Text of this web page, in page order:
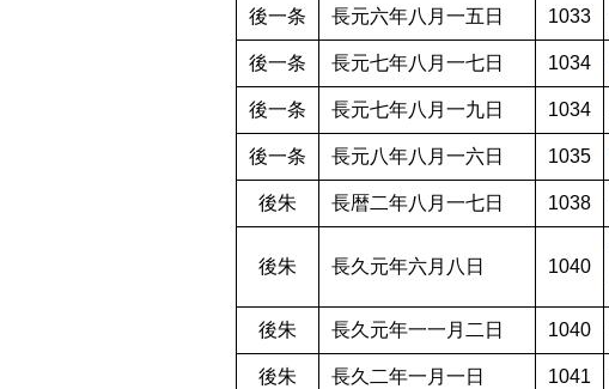
後一条 長元六年八月一五日 1033
後一条 長元七年八月一七日 1034
後一条 長元七年八月一九日 1034
後一条 長元八年八月一六日 1035
後朱 長暦二年八月一七日 1038
後朱 長久元年六月八日 1040
後朱 長久元年一一月二日 1040
後朱 長久二年一月一日 1041